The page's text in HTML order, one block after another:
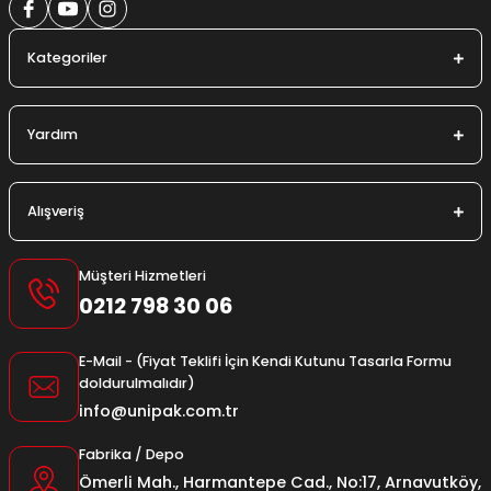
Kategoriler
Yardım
Alışveriş
Müşteri Hizmetleri
0212 798 30 06
E-Mail - (Fiyat Teklifi İçin Kendi Kutunu Tasarla Formu
doldurulmalıdır)
info@unipak.com.tr
Fabrika / Depo
Ömerli Mah., Harmantepe Cad., No:17, Arnavutköy,